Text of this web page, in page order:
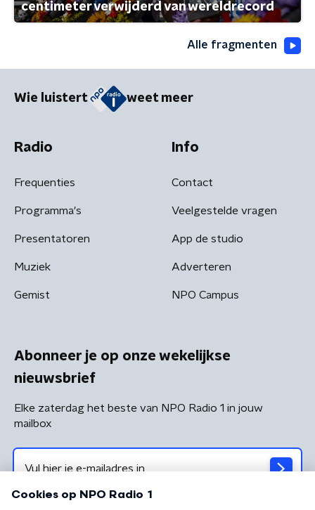
centimeter verwijderd van wereldrecord
Alle fragmenten
Wie luistert weet meer
Radio
Frequenties
Programma's
Presentatoren
Muziek
Gemist
Info
Contact
Veelgestelde vragen
App de studio
Adverteren
NPO Campus
Abonneer je op onze wekelijkse
nieuwsbrief
Elke zaterdag het beste van NPO Radio 1 in jouw
mailbox